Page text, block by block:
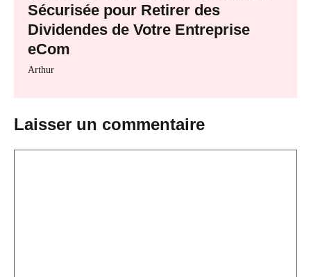
Sécurisée pour Retirer des
Dividendes de Votre Entreprise
eCom
Arthur
Laisser un commentaire